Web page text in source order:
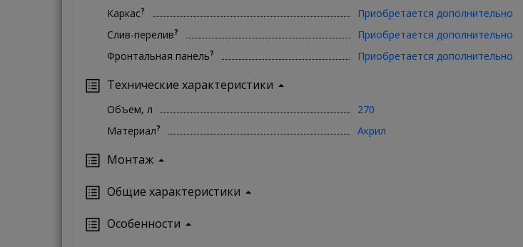
Каркас?
Приобретается дополнительно
Слив-перелив?
Приобретается дополнительно
Фронтальная панель? Приобретается дополнительно
Технические характеристики
Объем, л
270
Материал? Акрил
Монтаж
Oбщие характеристики
Особенности